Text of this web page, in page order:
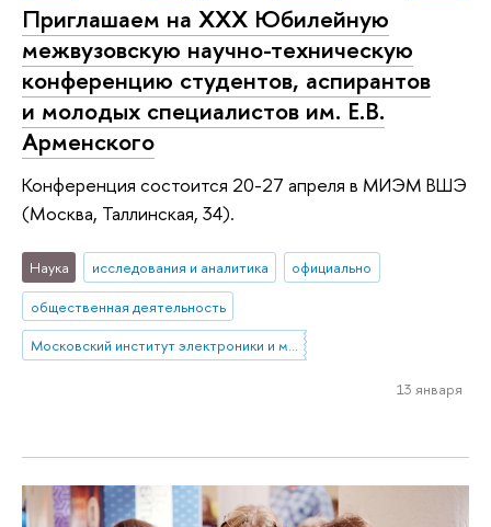
Приглашаем на XXX Юбилейную
межвузовскую научно-техническую
конференцию студентов, аспирантов
и молодых специалистов им. Е.В.
Арменского
Конференция состоится 20-27 апреля в МИЭМ ВШЭ
(Москва, Таллинская, 34).
Наука исследования и аналитика
официально
общественная деятельность
Московский институт электроники и математики им. А.Н. Тихонова
13 января